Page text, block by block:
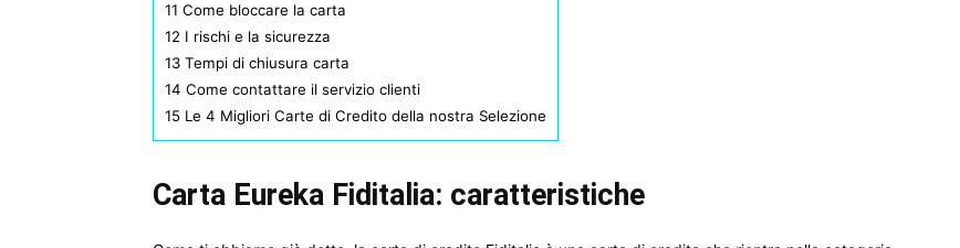
11 Come bloccare la carta
12 I rischi e la sicurezza
13 Tempi di chiusura carta
14 Come contattare il servizio clienti
15 Le 4 Migliori Carte di Credito della nostra Selezione
Carta Eureka Fiditalia: caratteristiche